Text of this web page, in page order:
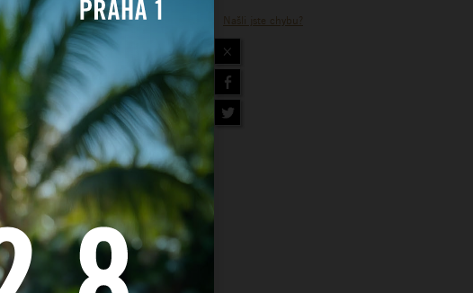
Našli jste chybu?
×